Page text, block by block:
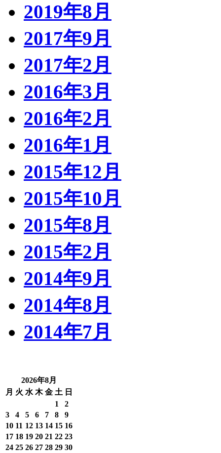
2019年8月
2017年9月
2017年2月
2016年3月
2016年2月
2016年1月
2015年12月
2015年10月
2015年8月
2015年2月
2014年9月
2014年8月
2014年7月
2026年8月
月 火 水 木 金 土 日
1
2
3
4 5 6 7 8
9
10 11 12 13 14 15 16
17 18 19 20 21 22 23
24 25 26 27 28 29 30